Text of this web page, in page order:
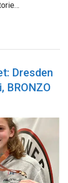
Dresden
BRONZO